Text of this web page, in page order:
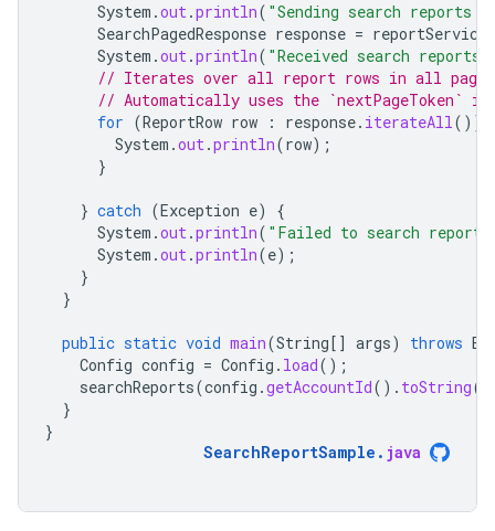
System .out.println( "Sending search reports
SearchPagedResponse response =
System .out.println( "Received search reports
// Iterates over all report rows in all
// Automatically uses the
for (ReportRow row : response. iterateAll())
System .out.println(row);
}
} catch (Exception e)
{
System .out.println( "Failed to search
System .out.println(e);
}
}
public static void main(String[] args) throws
Config config = Config . load();
searchReports(config .getAccountId(). toString
}
}
SearchReportSample . java